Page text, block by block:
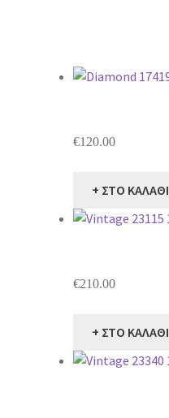
€120.00
+ ΣΤΟ ΚΑΛΑΘΙ
€210.00
+ ΣΤΟ ΚΑΛΑΘΙ